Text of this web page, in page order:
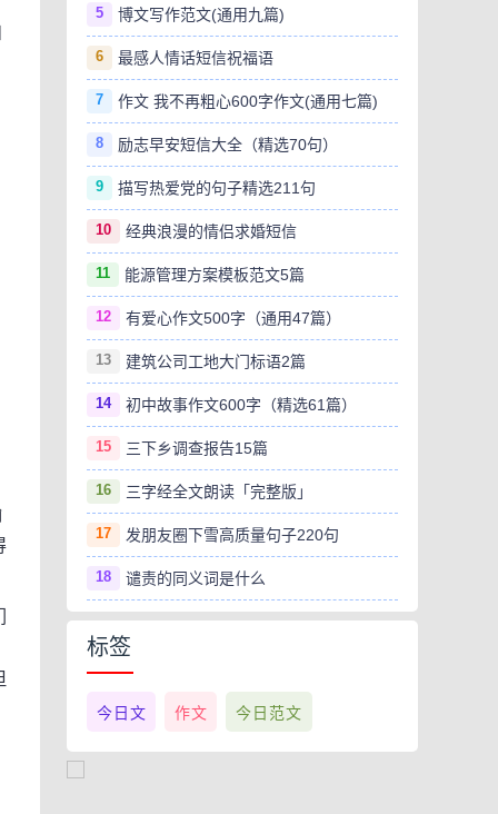
5 博文写作范文(通用九篇)
6 最感人情话短信祝福语
7 作文 我不再粗心600字作文(通用七篇)
8 励志早安短信大全（精选70句）
9 描写热爱党的句子精选211句
10 经典浪漫的情侣求婚短信
11 能源管理方案模板范文5篇
12 有爱心作文500字（通用47篇）
13 建筑公司工地大门标语2篇
14 初中故事作文600字（精选61篇）
15 三下乡调查报告15篇
16 三字经全文朗读「完整版」
17 发朋友圈下雪高质量句子220句
18 谴责的同义词是什么
标签
今日文 作文 今日范文